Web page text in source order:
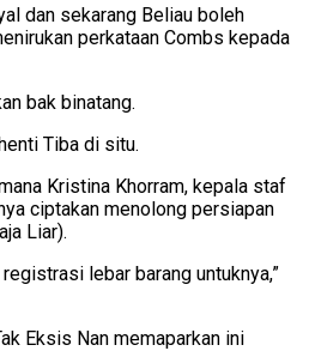
dan sekarang Beliau boleh
perkataan Combs kepada
bak binatang.
Tiba di situ.
Kristina Khorram, kepala staf
ciptakan menolong persiapan
Liar).
lebar barang untuknya,”
Eksis Nan memaparkan ini